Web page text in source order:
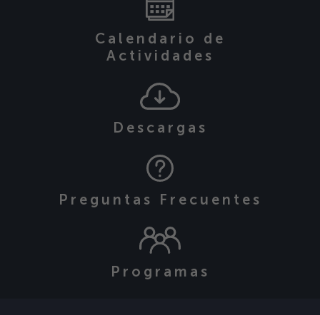
Calendario de
Actividades
Descargas
Preguntas Frecuentes
Programas